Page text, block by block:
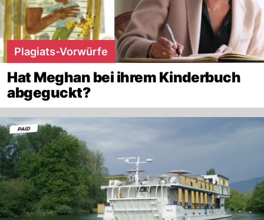
Plagiats-Vorwürfe
Hat Meghan bei ihrem Kinderbuch
abgeguckt?